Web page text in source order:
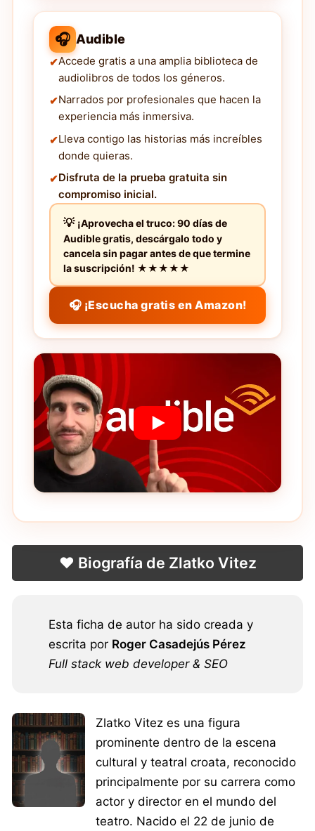
🎧 Audible
Accede gratis a una amplia biblioteca de
audiolibros de todos los géneros.
Narrados por profesionales que hacen la
experiencia más inmersiva.
Lleva contigo las historias más increíbles
donde quieras.
Disfruta de la prueba gratuita sin
compromiso inicial.
¡Aprovecha el truco: 90 días de
Audible gratis, descárgalo todo y
cancela sin pagar antes de que termine
la suscripción! ★★★★★
🎧 ¡Escucha gratis en Amazon!
❤️ Biografía de Zlatko Vitez
Esta ficha de autor ha sido creada y
escrita por Roger Casadejús Pérez
Full stack web developer & SEO
Zlatko Vitez es una figura
prominente dentro de la escena
cultural y teatral croata, reconocido
principalmente por su carrera como
actor y director en el mundo del
teatro. Nacido el 22 de junio de